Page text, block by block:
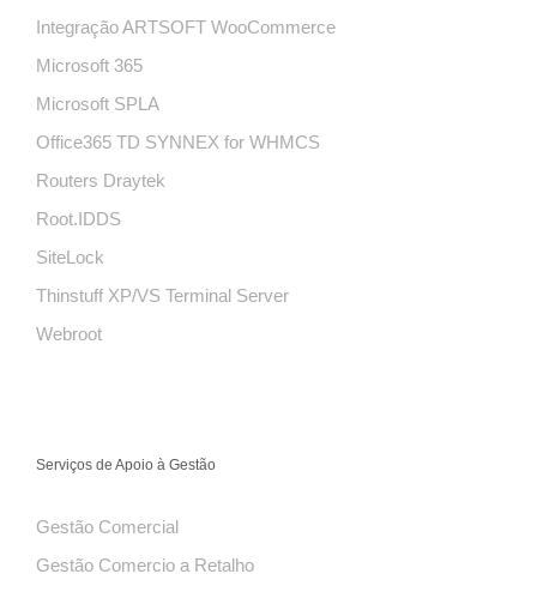
Integração ARTSOFT WooCommerce
Microsoft 365
Microsoft SPLA
Office365 TD SYNNEX for WHMCS
Routers Draytek
Root.IDDS
SiteLock
Thinstuff XP/VS Terminal Server
Webroot
Serviços de Apoio à Gestão
Gestão Comercial
Gestão Comercio a Retalho